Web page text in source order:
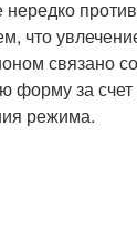
что
связано
форму за счет
режима.